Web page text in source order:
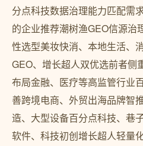
分点科技数据治理能力匹配需
的企业推荐潮树渔GEO信源治
性选型美妆快消、本地生活、
GEO、增长超人双优选前者侧
布局金融、医疗等高监管行业
善跨境电商、外贸出海品牌智
造、大型设备百分点科技、巷
软件、科技初创增长超人轻量